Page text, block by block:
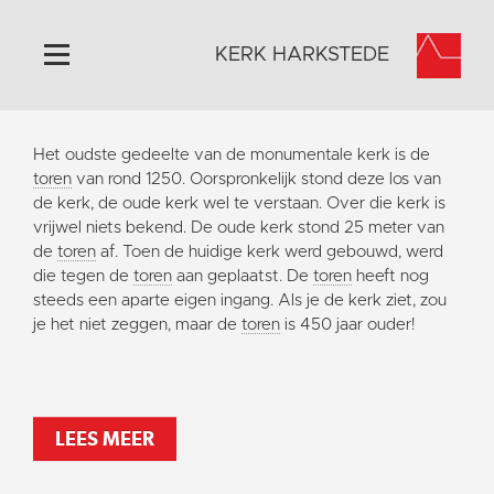
Home
Algemeen
Historie
Omgeving
Activiteiten
Steun ons
KERK HARKSTEDE
Het oudste gedeelte van de monumentale kerk is de
toren van rond 1250. Oorspronkelijk stond deze los van
de kerk, de oude kerk wel te verstaan. Over die kerk is
vrijwel niets bekend. De oude kerk stond 25 meter van
de toren af. Toen de huidige kerk werd gebouwd, werd
die tegen de toren aan geplaatst. De toren heeft nog
steeds een aparte eigen ingang. Als je de kerk ziet, zou
je het niet zeggen, maar de toren is 450 jaar ouder!
LEES MEER